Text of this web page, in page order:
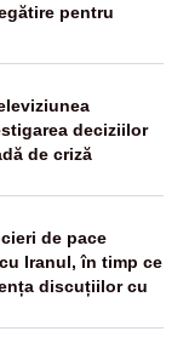
pentru
deciziilor
de criză
de pace
Iranul, în timp ce
discuțiilor cu